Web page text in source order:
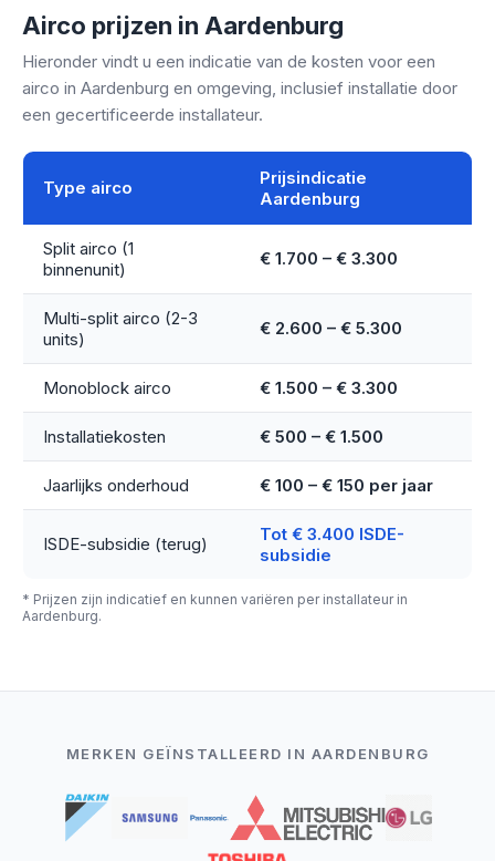
Airco prijzen in Aardenburg
Hieronder vindt u een indicatie van de kosten voor een
airco in Aardenburg en omgeving, inclusief installatie door
een gecertificeerde installateur.
Type airco
Prijsindicatie
Aardenburg
Split airco (1
binnenunit)
€ 1.700 – € 3.300
Multi-split airco (2-3
units)
€ 2.600 – € 5.300
Monoblock airco € 1.500 – € 3.300
Installatiekosten € 500 – € 1.500
Jaarlijks onderhoud € 100 – € 150 per jaar
ISDE-subsidie (terug)
Tot € 3.400 ISDE-
subsidie
* Prijzen zijn indicatief en kunnen variëren per installateur in
Aardenburg.
MERKEN GEÏNSTALLEERD IN AARDENBURG